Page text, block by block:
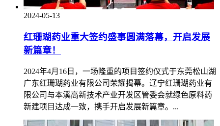
2024-05-13
红珊瑚药业重大签约盛事圆满落幕，开启发展
新篇章！
2024年4月16日，一场隆重的项目签约仪式于东莞松山湖
广东红珊瑚药业有限公司荣耀揭幕。辽宁红珊瑚药业有
限公司与本溪高新技术产业开发区管委会就绿色原料药
新建项目达成一致，携手开启发展新篇章。...